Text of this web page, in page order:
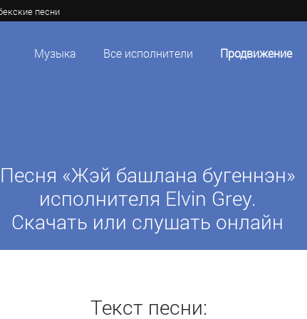
песни
Музыка Все исполнители Продвижение
Песня «Жэй башлана бугеннэн»
исполнителя Elvin Grey.
Скачать или слушать онлайн
Текст песни: